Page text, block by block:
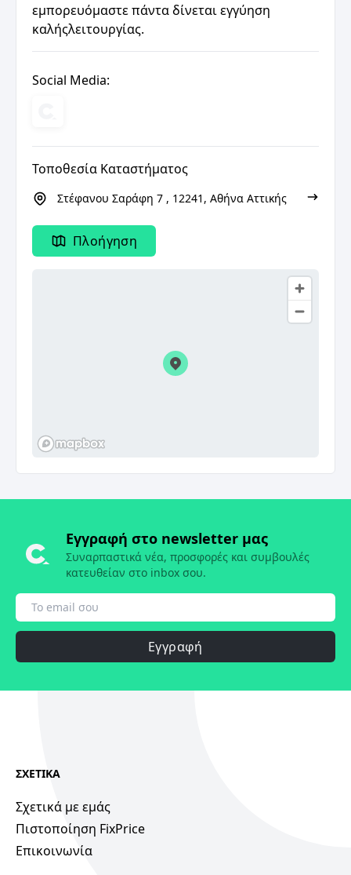
εμπορευόμαστε πάντα δίνεται εγγύηση
καλήςλειτουργίας.
Social Media:
Τοποθεσία Καταστήματος
Στέφανου Σαράφη 7 , 12241, Αθήνα Αττικής
Πλοήγηση
Εγγραφή στο newsletter μας
Συναρπαστικά νέα, προσφορές και συμβουλές
κατευθείαν στο inbox σου.
Εγγραφή
ΣΧΕΤΙΚΑ
Σχετικά με εμάς
Πιστοποίηση FixPrice
Επικοινωνία